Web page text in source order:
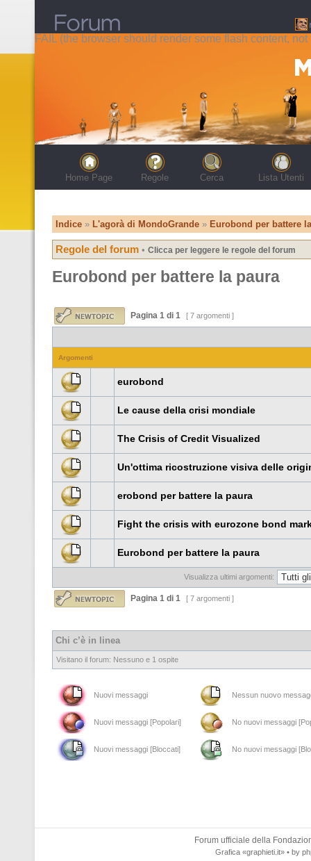
FAIL (the browser should render some flash content, not
Home Page Regole Cerca Lista Utenti
Indice » L'agorà di MondoGrande » Eurobond per battere
Regole del forum • Clicca per leggere le regole del forum
Eurobond per battere la paura
Pagina 1 di 1 [ 7 argomenti ]
Argomenti
eurobond
Le cause della crisi mondiale
The Crisis of Credit Visualized
Un'ottima ricostruzione visiva delle
erobond per battere la paura
Fight the crisis with eurozone bond
Eurobond per battere la paura
Visualizza ultimi argomenti:
Pagina 1 di 1 [ 7 argomenti ]
Chi c’è in linea
Visitano il forum: Nessuno e 1 ospite
Nuovi messaggi Nessun nuovo
Nuovi messaggi [Popolari] No nuovi messaggi
Nuovi messaggi [Bloccati] No nuovi messaggi
Forum ufficiale della
Grafica «graphieti.it» • by